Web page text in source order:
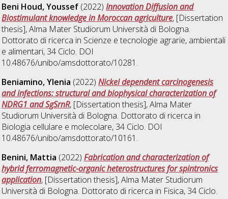
Beni Houd, Youssef (2022)Innovation Diffusion and
Biostimulant knowledge in Moroccan agriculture, [Dissertation
thesis], Alma Mater Studiorum Università di Bologna.
Dottorato di ricerca in Scienze e tecnologie agrarie, ambientali
e alimentari, 34 Ciclo. DOI
10.48676/unibo/amsdottorato/10281.
Beniamino, Ylenia (2022)Nickel dependent carcinogenesis
and infections: structural and biophysical characterization of
NDRG1 and SgSrnR, [Dissertation thesis], Alma Mater
Studiorum Università di Bologna. Dottorato di ricerca in
Biologia cellulare e molecolare, 34 Ciclo. DOI
10.48676/unibo/amsdottorato/10161.
Benini, Mattia (2022)Fabrication and characterization of
hybrid ferromagnetic-organic heterostructures for spintronics
application, [Dissertation thesis], Alma Mater Studiorum
Università di Bologna. Dottorato di ricerca in Fisica, 34 Ciclo.